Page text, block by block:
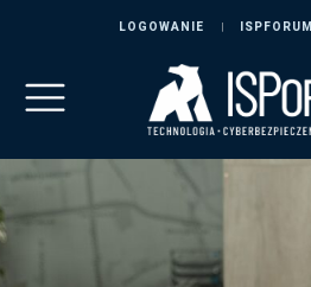
LOGOWANIE ISPFORUM